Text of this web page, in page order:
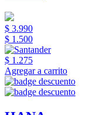
$ 3.990
$ 1.500
$ 1.275
Agregar a carrito